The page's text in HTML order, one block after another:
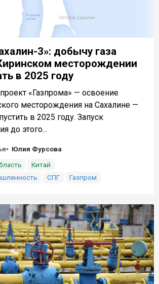
3»: добычу газа
месторождении
в 2025 году
«Газпрома» — освоение
месторождения на Сахалине —
в 2025 году. Запуск
до этого...
Юлия Фурсова
Китай
СПГ Газпром